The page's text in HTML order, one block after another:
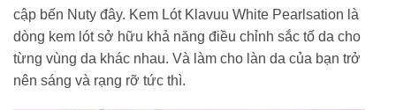
cập bến Nuty đây. Kem Lót Klavuu White Pearlsation là
dòng kem lót sở hữu khả năng điều chỉnh sắc tố da cho
từng vùng da khác nhau. Và làm cho làn da của bạn trở
nên sáng và rạng rỡ tức thì.